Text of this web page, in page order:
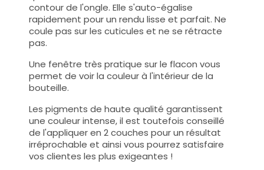
contour de l'ongle. Elle s'auto-égalise
rapidement pour un rendu lisse et parfait. Ne
coule pas sur les cuticules et ne se rétracte
pas.
Une fenêtre très pratique sur le flacon vous
permet de voir la couleur à l'intérieur de la
bouteille.
Les pigments de haute qualité garantissent
une couleur intense, il est toutefois conseillé
de l'appliquer en 2 couches pour un résultat
irréprochable et ainsi vous pourrez satisfaire
vos clientes les plus exigeantes !